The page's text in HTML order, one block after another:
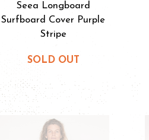
Seea Longboard
Surfboard Cover Purple
Stripe
SOLD OUT